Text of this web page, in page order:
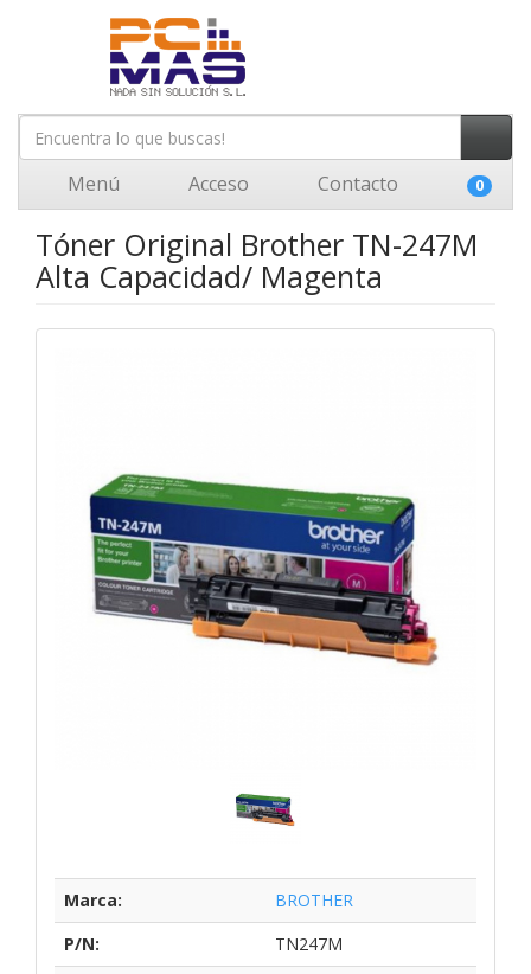
Menú Acceso Contacto 0
Tóner Original Brother TN-247M
Alta Capacidad/ Magenta
Marca:
BROTHER
P/N:
TN247M